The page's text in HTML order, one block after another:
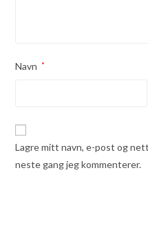
Navn *
Lagre mitt navn, e-post og
neste gang jeg kommenterer.